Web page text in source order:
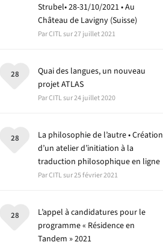
Strubel• 28-31/10/2021 • Au
Château de Lavigny (Suisse)
Par CITL sur 27 juillet 2021
Quai des langues, un nouveau
projet ATLAS
Par CITL sur 24 juillet 2020
28
La philosophie de l’autre • Création
d’un atelier d’initiation à la
traduction philosophique en ligne
Par CITL sur 25 février 2021
28
L’appel à candidatures pour le
programme « Résidence en
Tandem » 2021
28